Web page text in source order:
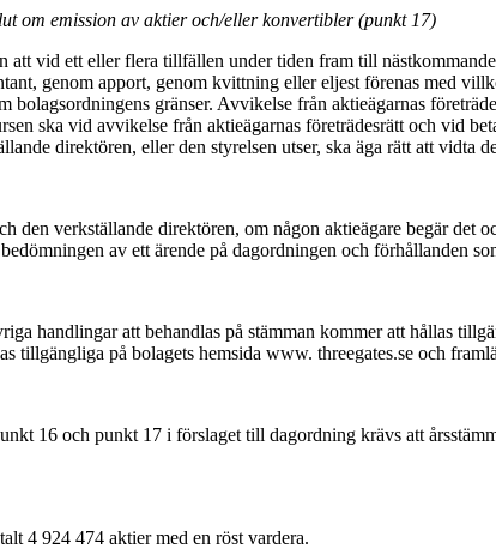
om emission av aktier och/eller konvertibler (punkt 17)
att vid ett eller flera tillfällen under tiden fram till
genom apport, genom kvittning eller eljest förenas med
bolagsordningens gränser. Avvikelse från aktieägarnas
ska vid avvikelse från aktieägarnas företrädesrätt och vid
direktören, eller den styrelsen utser, ska äga rätt att
den verkställande direktören, om någon aktieägare begär det
av ett ärende på dagordningen och förhållanden
handlingar att behandlas på stämman kommer att hållas
tillgängliga på bolagets hemsida www. threegates.se och
16 och punkt 17 i förslaget till dagordning krävs att
4 924 474 aktier med en röst vardera.